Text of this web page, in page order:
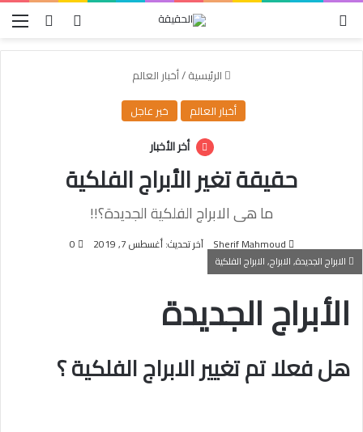
بحث عنتسجيل
الرئيسية/أخبار العالم
أخبار العالم
خبر عاجل
أخر الأخبار
حقيقة تغير الأبراج الفلكية
ما هى الابراج الفلكية الجديدة؟!!
Sherif Mahmoud آخر تحديث: أغسطس 7, 2019 0
الابراج الجديدة, الابراج, الابراج الفلكية
الأبراج الجديدة
هل فعلا تم تغيير الابراج الفلكية ؟